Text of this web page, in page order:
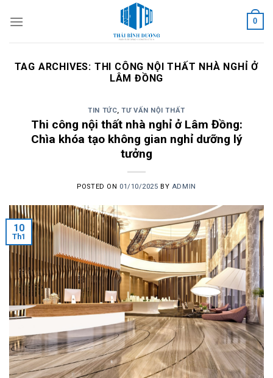
0
TAG ARCHIVES: THI CÔNG NỘI THẤT NHÀ NGHỈ Ở
LÂM ĐỒNG
TIN TỨC,TƯ VẤN NỘI THẤT
Thi công nội thất nhà nghỉ ở Lâm Đồng:
Chìa khóa tạo không gian nghỉ dưỡng lý
tưởng
POSTED ON 01/10/2025 BY ADMIN
10
Th1